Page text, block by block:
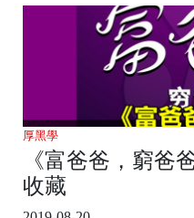
厚黑學
《富爸爸，窮爸
收藏